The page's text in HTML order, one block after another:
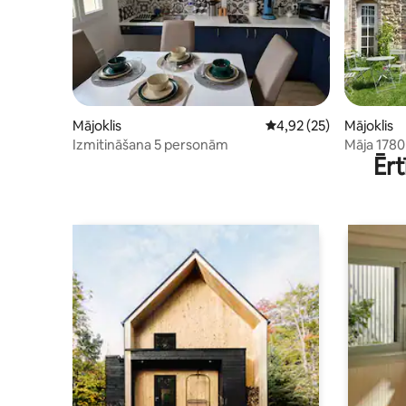
Mājoklis Vidējais vērtējums:
4,92 (25)
Izmitināšana 5 personām
Mājoklis
Māja